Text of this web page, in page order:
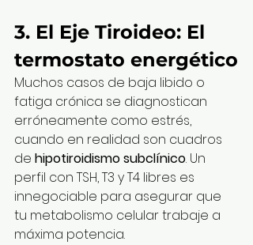
3. El Eje Tiroideo: El
termostato energético
Muchos casos de baja libido o
fatiga crónica se diagnostican
erróneamente como estrés,
cuando en realidad son cuadros
de hipotiroidismo subclínico. Un
perfil con TSH, T3 y T4 libres es
innegociable para asegurar que
tu metabolismo celular trabaje a
máxima potencia.